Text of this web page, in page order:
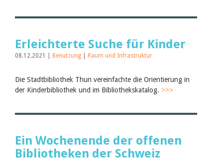
September 2025
März 2025
Februar 2025
2022
2021
2016
2015
2014
Erleichterte Suche für Kinder
08.12.2021 | Benutzung Raum und Infrastruktur
Die Stadtbibliothek Thun vereinfachte die Orientierung in
der Kinderbibliothek und im Bibliothekskatalog. >>>
Ein Wochenende der offenen
Bibliotheken der Schweiz